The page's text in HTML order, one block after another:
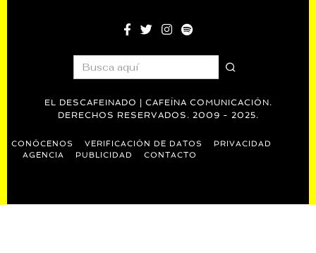
EL DESCAFEINADO | CAFEÍNA COMUNICACIÓN.
DERECHOS RESERVADOS. 2009 - 2025.
CONÓCENOS VERIFICACIÓN DE DATOS
PRIVACIDAD
AGENCIA
PUBLICIDAD CONTACTO